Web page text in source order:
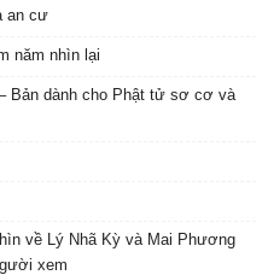
an cư
năm nhìn lại
Bản dành cho Phật tử sơ cơ và
về Lý Nhã Kỳ và Mai Phương
xem